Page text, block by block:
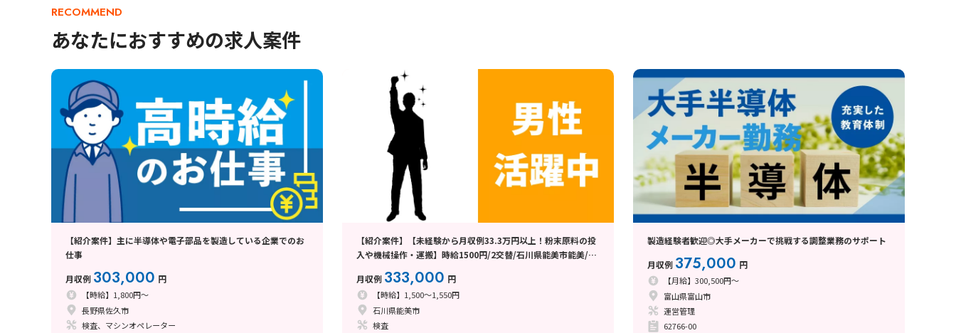
RECOMMEND
あなたにおすすめの求人案件
【紹介案件】主に半導体や電子部品を製造している企業でのお
仕事
月収例 303,000 円
【時給】1,800円～
長野県佐久市
検査、マシンオペレーター
【紹介案件】【未経験から月収例33.3万円以上！粉末原料の投
入や機械操作・運搬】時給1500円/2交替/石川県能美市能美/4
月収例 333,000 円
【時給】1,500～1,550円
石川県能美市
検査
製造経験者歓迎◎大手メーカーで挑戦する調整業務のサポート
月収例 375,000 円
【月給】300,500円～
富山県富山市
運営管理
62766-00